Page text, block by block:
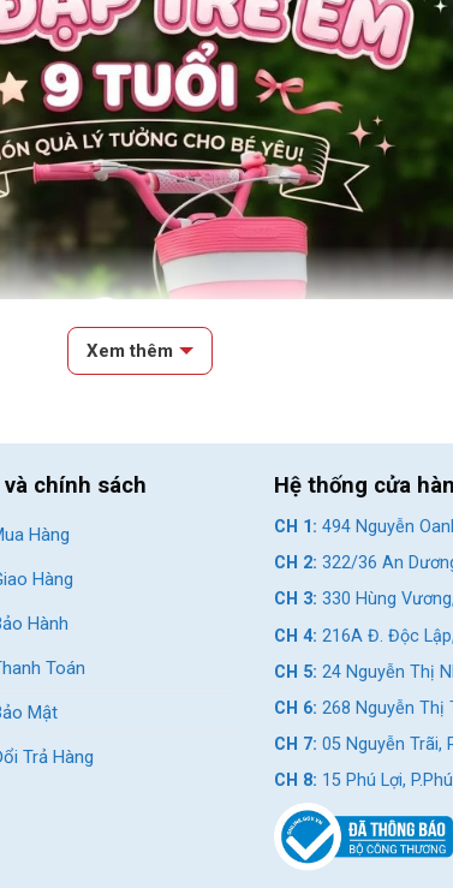
bánh phổ biến như xe đạp trẻ em 18 inch đến xe đạp
nhỏ nhắn, chiều cao trung bình từ 1m20 - 1m30
7 - 10 tuổi, chiều cao trung bình 1m30 - 1m40
Xem thêm
chính sách
Hàng
Hàng
Hành
Toán
Mật
Trả Hàng
Hệ thống cửa
CH 1: 494 Nguyễn
CH 2: 322/36 An
CH 3: 330 Hùng
CH 4: 216A Đ. Độc
CH 5: 24 Nguyễn Thị
CH 6: 268 Nguyễn Thị
CH 7: 05 Nguyễn Trãi,
CH 8: 15 Phú Lợi,